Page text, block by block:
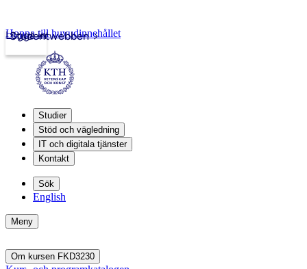
Studentwebben
Logga in
Hoppa till huvudinnehållet
Studier
Stöd och vägledning
IT och digitala tjänster
Kontakt
Sök
English
Meny
Om kursen FKD3230